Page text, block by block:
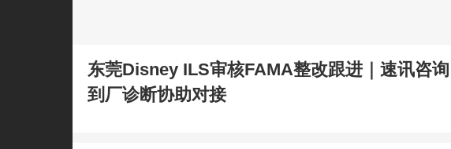
东莞Disney ILS审核FAMA整改跟进｜速讯咨询
到厂诊断协助对接